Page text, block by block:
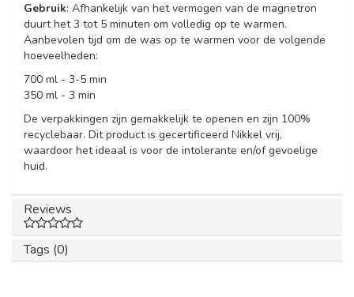
Gebruik: Afhankelijk van het vermogen van de magnetron
duurt het 3 tot 5 minuten om volledig op te warmen.
Aanbevolen tijd om de was op te warmen voor de volgende
hoeveelheden:
700 ml - 3-5 min
350 ml - 3 min
De verpakkingen zijn gemakkelijk te openen en zijn 100%
recyclebaar. Dit product is gecertificeerd Nikkel vrij,
waardoor het ideaal is voor de intolerante en/of gevoelige
huid.
Reviews
Tags (0)